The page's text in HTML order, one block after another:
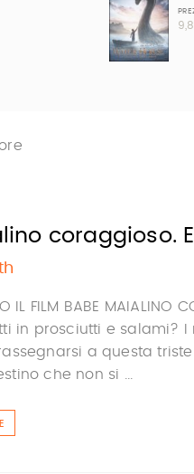
coraggioso.
IL FILM BABE MAIALINO
in prosciutti e salami?
a questa triste
che non si ...